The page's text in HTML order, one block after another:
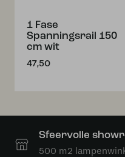
1 Fase
Spanningsrail 150
cm wit
47,50
Sfeervolle
500 m2